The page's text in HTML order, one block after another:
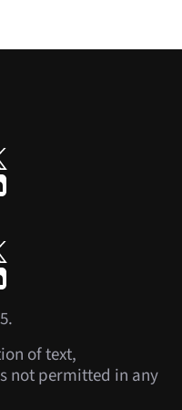
of text,
not permitted in any